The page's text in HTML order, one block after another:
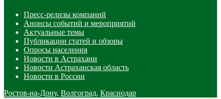
Пресс-релизы компаний
Анонсы событий и мероприятий
Актуальные темы
Публикации статей и обзоры
Опросы населения
Новости в Астрахани
Новости Астраханская область
Новости в России
Ростов-на-Дону, Волгоград, Краснодар